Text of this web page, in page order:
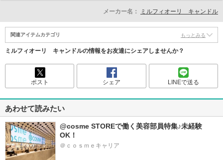
メーカー名： ミルフィオーリ キャンドル
関連アイテムカテゴリ もっとみる
ミルフィオーリ キャンドルの情報をお友達にシェアしませんか？
ポスト シェア LINEで送る
あわせて読みたい
@cosme STOREで働く美容部員特集♪未経験
OK！
＠ｃｏｓｍｅキャリア